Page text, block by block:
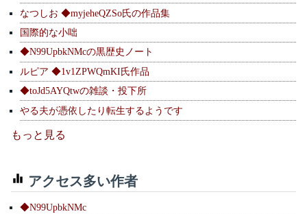
なつしお ◆myjeheQZSo氏の作品集
国際的な小咄
◆N99UpbkNMcの黒歴史ノート
ルピア ◆1v1ZPWQmKI氏作品
◆toJd5AYQtwの雑談・投下所
やる夫が憑依したり転生するようです
もっと見る
アクセス多い作者
◆N99UpbkNMc